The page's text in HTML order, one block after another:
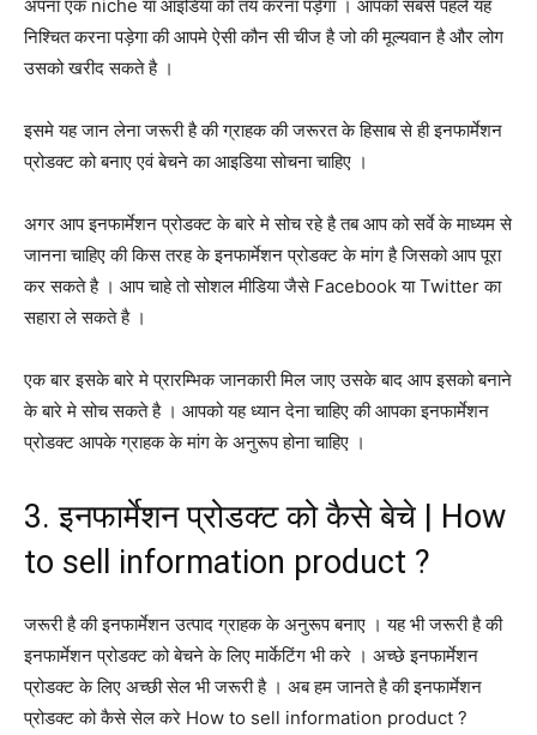
अपना एक niche या आइडिया को तय करना पड़ेगा । आपको सबसे पहले यह
निश्चित करना पड़ेगा की आपमे ऐसी कौन सी चीज है जो की मूल्यवान है और लोग
उसको खरीद सकते है ।
इसमे यह जान लेना जरूरी है की ग्राहक की जरूरत के हिसाब से ही इनफार्मेशन
प्रोडक्ट को बनाए एवं बेचने का आइडिया सोचना चाहिए ।
अगर आप इनफार्मेशन प्रोडक्ट के बारे मे सोच रहे है तब आप को सर्वे के माध्यम से
जानना चाहिए की किस तरह के इनफार्मेशन प्रोडक्ट के मांग है जिसको आप पूरा
कर सकते है । आप चाहे तो सोशल मीडिया जैसे Facebook या Twitter का
सहारा ले सकते है ।
एक बार इसके बारे मे प्रारम्भिक जानकारी मिल जाए उसके बाद आप इसको बनाने
के बारे मे सोच सकते है । आपको यह ध्यान देना चाहिए की आपका इनफार्मेशन
प्रोडक्ट आपके ग्राहक के मांग के अनुरूप होना चाहिए ।
3. इनफार्मेशन प्रोडक्ट को कैसे बेचे | How
to sell information product ?
जरूरी है की इनफार्मेशन उत्पाद ग्राहक के अनुरूप बनाए । यह भी जरूरी है की
इनफार्मेशन प्रोडक्ट को बेचने के लिए मार्केटिंग भी करे । अच्छे इनफार्मेशन
प्रोडक्ट के लिए अच्छी सेल भी जरूरी है । अब हम जानते है की इनफार्मेशन
प्रोडक्ट को कैसे सेल करे How to sell information product ?